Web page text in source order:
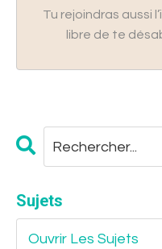
Tu rejoindras aussi
libre de te
Sujets